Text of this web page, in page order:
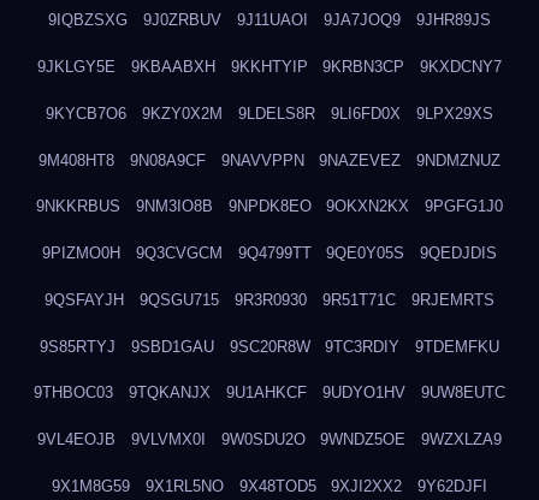
9IQBZSXG 9J0ZRBUV 9J11UAOI 9JA7JOQ9 9JHR89JS
9JKLGY5E 9KBAABXH 9KKHTYIP 9KRBN3CP 9KXDCNY7
9KYCB7O6 9KZY0X2M 9LDELS8R 9LI6FD0X 9LPX29XS
9M408HT8 9N08A9CF 9NAVVPPN 9NAZEVEZ 9NDMZNUZ
9NKKRBUS 9NM3IO8B 9NPDK8EO 9OKXN2KX 9PGFG1J0
9PIZMO0H 9Q3CVGCM 9Q4799TT 9QE0Y05S 9QEDJDIS
9QSFAYJH 9QSGU715 9R3R0930 9R51T71C 9RJEMRTS
9S85RTYJ 9SBD1GAU 9SC20R8W 9TC3RDIY 9TDEMFKU
9THBOC03 9TQKANJX 9U1AHKCF 9UDYO1HV 9UW8EUTC
9VL4EOJB 9VLVMX0I 9W0SDU2O 9WNDZ5OE 9WZXLZA9
9X1M8G59 9X1RL5NO 9X48TOD5 9XJI2XX2 9Y62DJFI